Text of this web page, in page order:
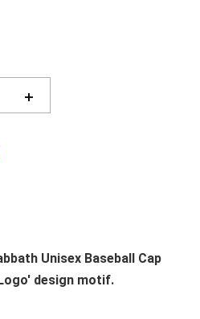
+
Unisex Baseball Cap
design motif.